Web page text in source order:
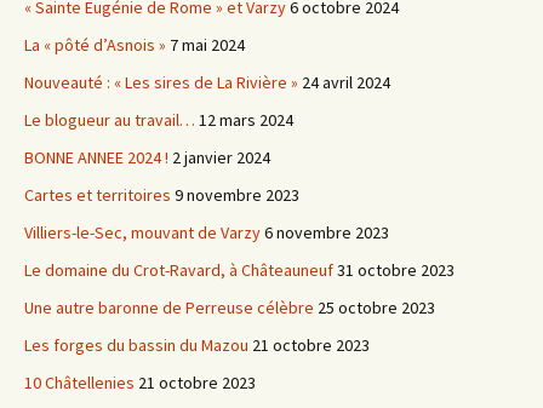
« Sainte Eugénie de Rome » et Varzy6 octobre 2024
La « pôté d’Asnois » 7 mai 2024
Nouveauté : « Les sires de La Rivière » 24 avril 2024
Le blogueur au travail… 12 mars 2024
BONNE ANNEE 2024 ! 2 janvier 2024
Cartes et territoires 9 novembre 2023
Villiers-le-Sec, mouvant de Varzy6 novembre 2023
Le domaine du Crot-Ravard, à Châteauneuf31 octobre 2023
Une autre baronne de Perreuse célèbre 25 octobre 2023
Les forges du bassin du Mazou 21 octobre 2023
10 Châtellenies 21 octobre 2023